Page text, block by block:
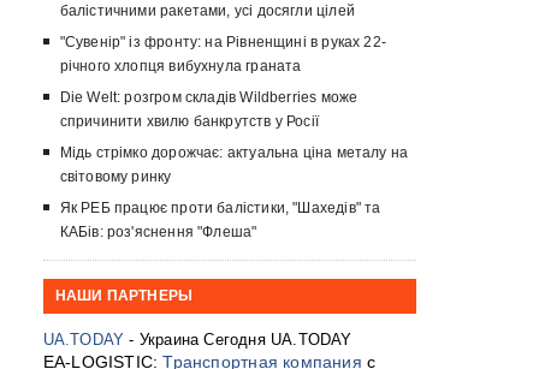
балістичними ракетами, усі досягли цілей
"Сувенір" із фронту: на Рівненщині в руках 22-
річного хлопця вибухнула граната
Die Welt: розгром складів Wildberries може
спричинити хвилю банкрутств у Росії
Мідь стрімко дорожчає: актуальна ціна металу на
світовому ринку
Як РЕБ працює проти балістики, "Шахедів" та
КАБів: роз'яснення "Флеша"
НАШИ ПАРТНЕРЫ
UA.TODAY - Украина Сегодня UA.TODAY
EA-LOGISTIC:Транспортная компания с